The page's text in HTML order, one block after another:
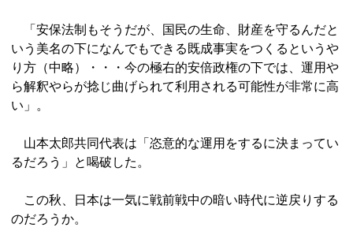
「安保法制もそうだが、国民の生命、財産を守るんだと
いう美名の下になんでもできる既成事実をつくるというや
り方（中略）・・・今の極右的安倍政権の下では、運用や
ら解釈やらが捻じ曲げられて利用される可能性が非常に高
い」。
山本太郎共同代表は「恣意的な運用をするに決まってい
るだろう」と喝破した。
この秋、日本は一気に戦前戦中の暗い時代に逆戻りする
のだろうか。